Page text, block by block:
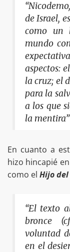
de Israel,
como un
mundo
aspectos:
la cruz; el
para la
a los que
la mentira”
En cuanto a
hizo hincapié
como el Hijo
“El texto
bronce
voluntad
en el